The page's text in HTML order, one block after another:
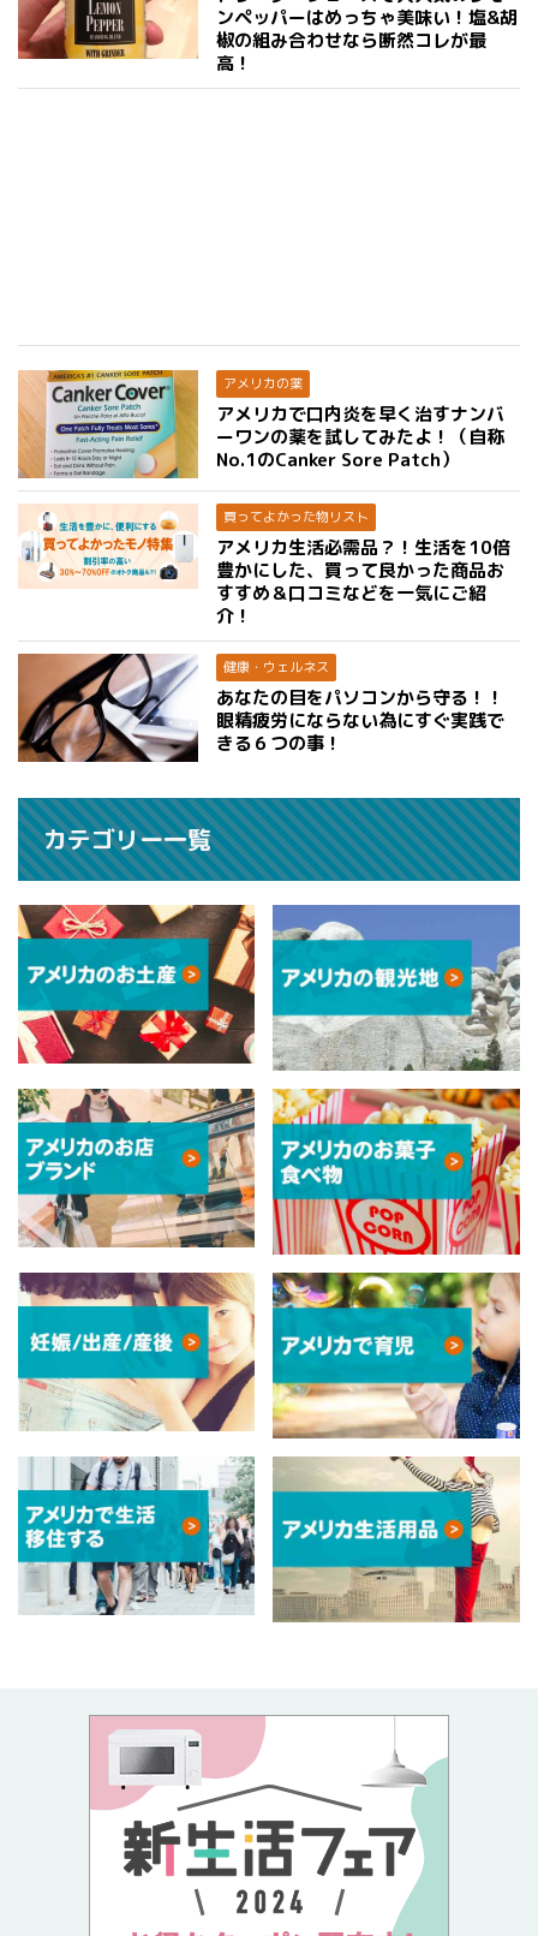
ンペッパーはめっちゃ美味い！塩&胡
椒の組み合わせなら断然コレが最
高！
アメリカの薬
アメリカで口内炎を早く治すナンバ
ーワンの薬を試してみたよ！（自称
No.1のCanker Sore Patch）
買ってよかった物リスト
アメリカ生活必需品？！生活を10倍
豊かにした、買って良かった商品お
すすめ＆口コミなどを一気にご紹
介！
健康・ウェルネス
あなたの目をパソコンから守る！！
眼精疲労にならない為にすぐ実践で
きる６つの事！
カテゴリー一覧